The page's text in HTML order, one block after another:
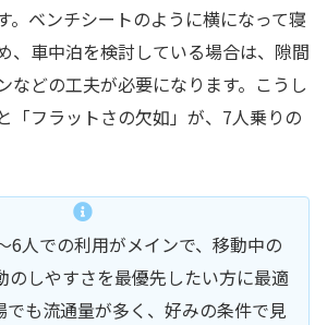
。ベンチシートのように横になって寝
、車中泊を検討している場合は、隙間
などの工夫が必要になります。こうし
「フラットさの欠如」が、7人乗りの
6人での利用がメインで、移動中の
のしやすさを最優先したい方に最適
でも流通量が多く、好みの条件で見